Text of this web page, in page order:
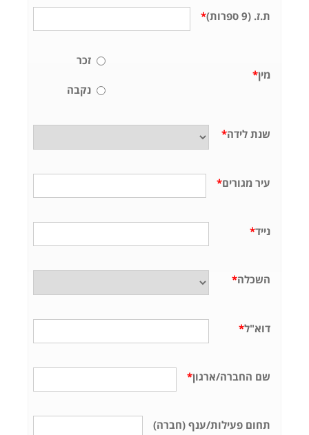
* ת.ז. (9 ספרות)
*מין
זכר
נקבה
*שנת לידה
*עיר מגורים
*נייד
*השכלה
*דוא"ל
*שם החברה/ארגון
תחום פעילות/ענף (חברה)